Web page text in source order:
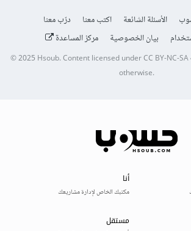
الأسئلة الشائعة اكتب معنا
درّب معنا
بيان الخصوصية مركز المساعدة
© 2025Hsoub.Content licensed underCC BY-NC-
otherwise.